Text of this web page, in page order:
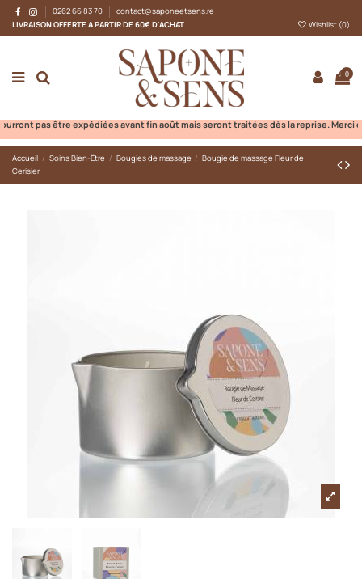
0262 66 83 70
contact@saponeetsens.re
LIVRAISON OFFERTE A PARTIR DE 60€ D'ACHAT
Wishlist (0)
0
pas être expédiées avant fin août mais seront traitées dès la reprise. Merci de
Accueil Soins Bien-Être Bougies de massage
Bougie de massage Fleur de
Cerisier